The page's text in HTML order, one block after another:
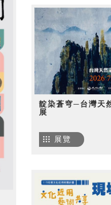
靛染蒼穹─台灣天
展
展覽